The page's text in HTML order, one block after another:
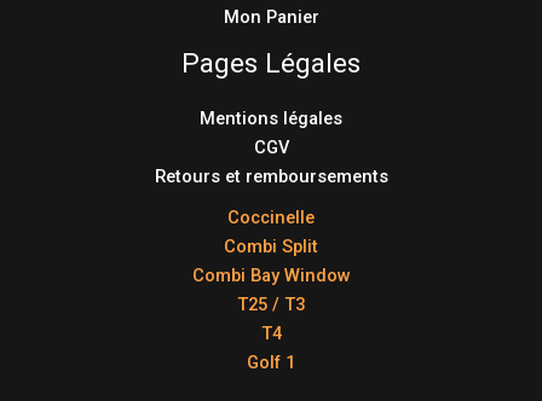
Mon Panier
Pages Légales
Mentions légales
CGV
Retours et remboursements
Coccinelle
Combi Split
Combi Bay Window
T25 / T3
T4
Golf 1